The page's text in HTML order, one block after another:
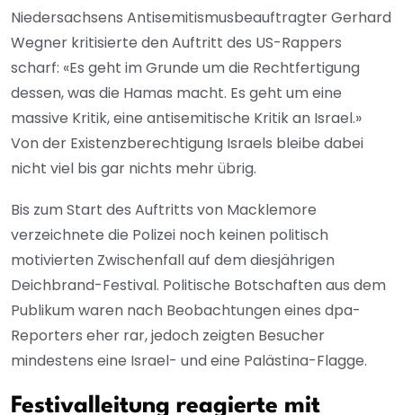
Niedersachsens Antisemitismusbeauftragter Gerhard
Wegner kritisierte den Auftritt des US-Rappers
scharf: «Es geht im Grunde um die Rechtfertigung
dessen, was die Hamas macht. Es geht um eine
massive Kritik, eine antisemitische Kritik an Israel.»
Von der Existenzberechtigung Israels bleibe dabei
nicht viel bis gar nichts mehr übrig.
Bis zum Start des Auftritts von Macklemore
verzeichnete die Polizei noch keinen politisch
motivierten Zwischenfall auf dem diesjährigen
Deichbrand-Festival. Politische Botschaften aus dem
Publikum waren nach Beobachtungen eines dpa-
Reporters eher rar, jedoch zeigten Besucher
mindestens eine Israel- und eine Palästina-Flagge.
Festivalleitung reagierte mit